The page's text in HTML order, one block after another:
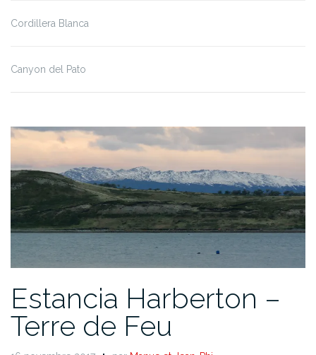
Cordillera Blanca
Canyon del Pato
Estancia Harberton –
Terre de Feu